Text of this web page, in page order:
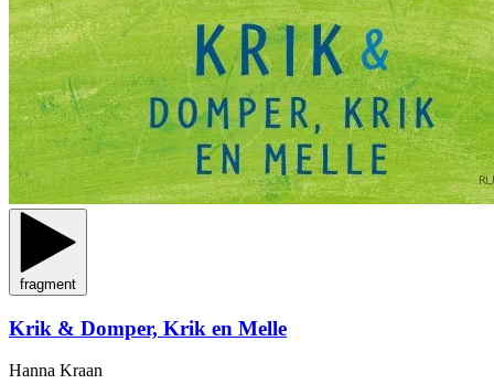
fragment
Krik & Domper, Krik en Melle
Hanna Kraan